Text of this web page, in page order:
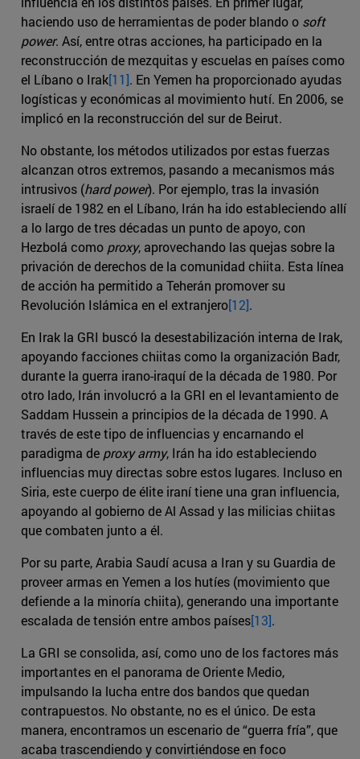
haciendo uso de herramientas de poder blando o soft
power. Así, entre otras acciones, ha participado en la
reconstrucción de mezquitas y escuelas en países como
el Líbano o Irak[11]. En Yemen ha proporcionado ayudas
logísticas y económicas al movimiento hutí. En 2006, se
implicó en la reconstrucción del sur de Beirut.
No obstante, los métodos utilizados por estas fuerzas
alcanzan otros extremos, pasando a mecanismos más
intrusivos (hard power). Por ejemplo, tras la invasión
israelí de 1982 en el Líbano, Irán ha ido estableciendo allí
a lo largo de tres décadas un punto de apoyo, con
Hezbolá como proxy, aprovechando las quejas sobre la
privación de derechos de la comunidad chiita. Esta línea
de acción ha permitido a Teherán promover su
Revolución Islámica en el extranjero[12].
En Irak la GRI buscó la desestabilización interna de Irak,
apoyando facciones chiitas como la organización Badr,
durante la guerra irano-iraquí de la década de 1980. Por
otro lado, Irán involucró a la GRI en el levantamiento de
Saddam Hussein a principios de la década de 1990. A
través de este tipo de influencias y encarnando el
paradigma de proxy army, Irán ha ido estableciendo
influencias muy directas sobre estos lugares. Incluso en
Siria, este cuerpo de élite iraní tiene una gran influencia,
apoyando al gobierno de Al Assad y las milicias chiitas
que combaten junto a él.
Por su parte, Arabia Saudí acusa a Iran y su Guardia de
proveer armas en Yemen a los hutíes (movimiento que
defiende a la minoría chiita), generando una importante
escalada de tensión entre ambos países[13].
La GRI se consolida, así, como uno de los factores más
importantes en el panorama de Oriente Medio,
impulsando la lucha entre dos bandos que quedan
contrapuestos. No obstante, no es el único. De esta
manera, encontramos un escenario de “guerra fría”, que
acaba trascendiendo y convirtiéndose en foco